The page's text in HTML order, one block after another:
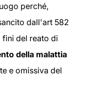
perché,
dall'art 582
fini del reato di
della malattia
e omissiva del